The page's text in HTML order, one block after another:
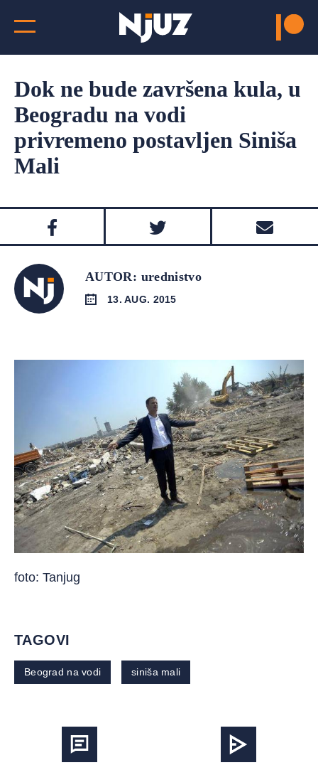
Dok ne bude završena kula, u
Beogradu na vodi
privremeno postavljen Siniša
Mali
AUTOR: urednistvo
13. AUG. 2015
foto: Tanjug
TAGOVI
Beograd na vodi siniša mali